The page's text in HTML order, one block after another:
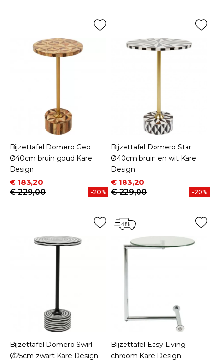
Bijzettafel Domero Geo
Ø40cm bruin goud Kare
Design
Prijs
€ 183,20
Normale prijs
€ 229,00
-20%
Bijzettafel Domero Star
Ø40cm bruin en wit Kare
Design
Prijs
€ 183,20
Normale prijs
€ 229,00
-20%
Bijzettafel Domero Swirl
Ø25cm zwart Kare Design
Bijzettafel Easy Living
chroom Kare Design